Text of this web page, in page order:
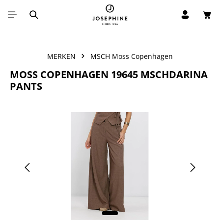
Ga naar de hoofdinhoud
MERKEN MSCH Moss Copenhagen
MOSS COPENHAGEN 19645 MSCHDARINA
PANTS
Afbeeldingengalerij overslaan